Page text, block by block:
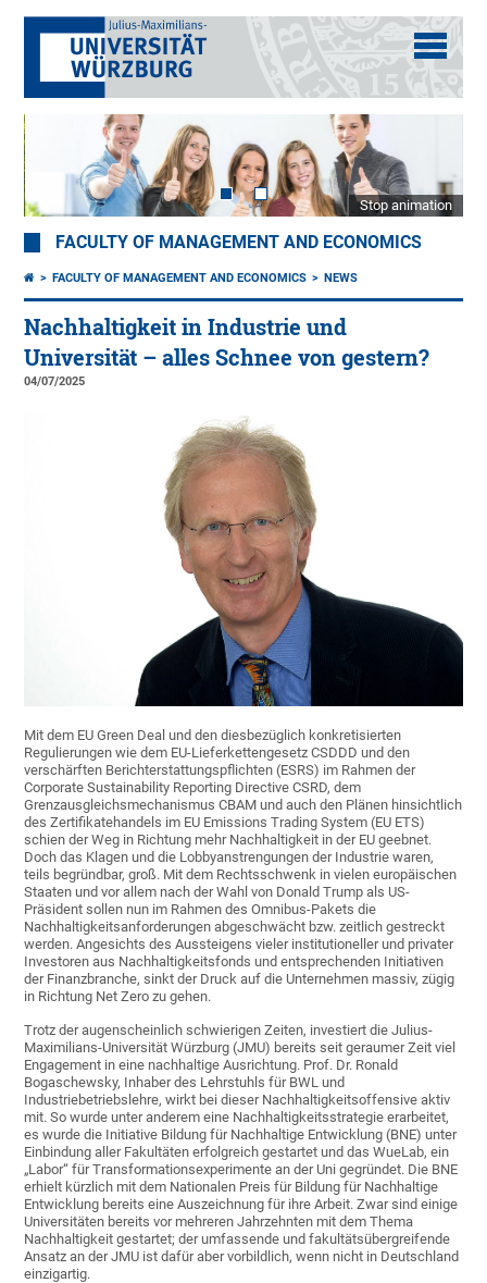
Stop animation
FACULTY OF MANAGEMENT AND ECONOMICS
FACULTY OF MANAGEMENT AND ECONOMICS NEWS
Nachhaltigkeit in Industrie und
Universität – alles Schnee von gestern?
04/07/2025
Mit dem EU Green Deal und den diesbezüglich konkretisierten
Regulierungen wie dem EU-Lieferkettengesetz CSDDD und den
verschärften Berichterstattungspflichten (ESRS) im Rahmen der
Corporate Sustainability Reporting Directive CSRD, dem
Grenzausgleichsmechanismus CBAM und auch den Plänen hinsichtlich
des Zertifikatehandels im EU Emissions Trading System (EU ETS)
schien der Weg in Richtung mehr Nachhaltigkeit in der EU geebnet.
Doch das Klagen und die Lobbyanstrengungen der Industrie waren,
teils begründbar, groß. Mit dem Rechtsschwenk in vielen europäischen
Staaten und vor allem nach der Wahl von Donald Trump als US-
Präsident sollen nun im Rahmen des Omnibus-Pakets die
Nachhaltigkeitsanforderungen abgeschwächt bzw. zeitlich gestreckt
werden. Angesichts des Aussteigens vieler institutioneller und privater
Investoren aus Nachhaltigkeitsfonds und entsprechenden Initiativen
der Finanzbranche, sinkt der Druck auf die Unternehmen massiv, zügig
in Richtung Net Zero zu gehen.
Trotz der augenscheinlich schwierigen Zeiten, investiert die Julius-
Maximilians-Universität Würzburg (JMU) bereits seit geraumer Zeit viel
Engagement in eine nachhaltige Ausrichtung. Prof. Dr. Ronald
Bogaschewsky, Inhaber des Lehrstuhls für BWL und
Industriebetriebslehre, wirkt bei dieser Nachhaltigkeitsoffensive aktiv
mit. So wurde unter anderem eine Nachhaltigkeitsstrategie erarbeitet,
es wurde die Initiative Bildung für Nachhaltige Entwicklung (BNE) unter
Einbindung aller Fakultäten erfolgreich gestartet und das WueLab, ein
„Labor“ für Transformationsexperimente an der Uni gegründet. Die BNE
erhielt kürzlich mit dem Nationalen Preis für Bildung für Nachhaltige
Entwicklung bereits eine Auszeichnung für ihre Arbeit. Zwar sind einige
Universitäten bereits vor mehreren Jahrzehnten mit dem Thema
Nachhaltigkeit gestartet; der umfassende und fakultätsübergreifende
Ansatz an der JMU ist dafür aber vorbildlich, wenn nicht in Deutschland
einzigartig.